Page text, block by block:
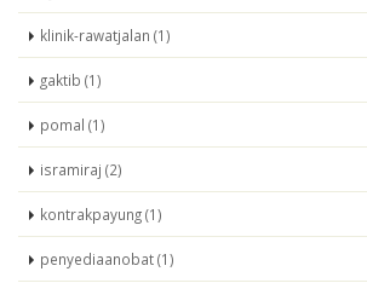
klinik-rawatjalan (1)
gaktib (1)
pomal (1)
isramiraj (2)
kontrakpayung (1)
penyediaanobat (1)